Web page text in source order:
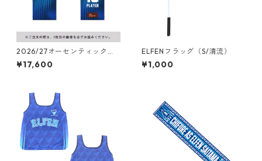
2026/27オーセンティックユ
ニフォーム フィールドプレー
ヤー（1st：青）
¥17,600
ELFENフラッグ（S/清流）
¥1,000